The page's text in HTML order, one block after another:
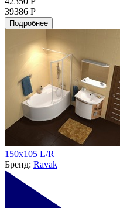
39386 Р
Подробнее
150x105 L/R
Бренд: Ravak